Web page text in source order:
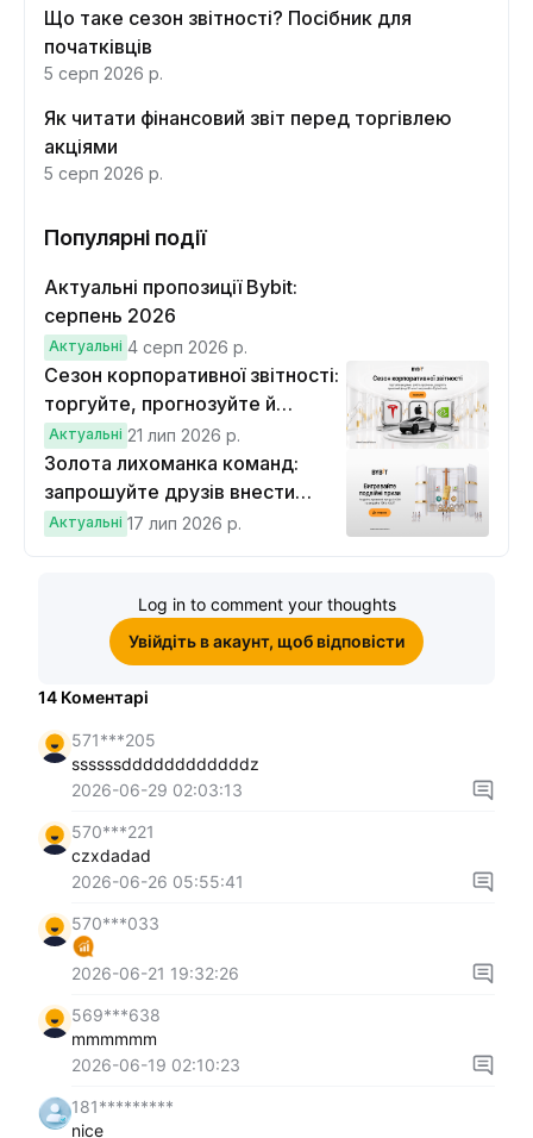
Що таке сезон звітності? Посібник для
початківців
5 серп 2026 р.
Як читати фінансовий звіт перед торгівлею
акціями
5 серп 2026 р.
Популярні події
Актуальні пропозиції Bybit:
серпень 2026
Актуальні 4 серп 2026 р.
Сезон корпоративної звітності:
торгуйте, прогнозуйте й
вигравайте Cybertruck
Актуальні 21 лип 2026 р.
Золота лихоманка команд:
запрошуйте друзів внести
депозит на $100 і торгувати на
Актуальні 17 лип 2026 р.
Log in to comment your thoughts
Увійдіть в акаунт, щоб відповісти
14 Коментарі
571***205
ssssssddddddddddddz
2026-06-29 02:03:13
570***221
czxdadad
2026-06-26 05:55:41
570***033
2026-06-21 19:32:26
569***638
mmmmmm
2026-06-19 02:10:23
181*********
nice